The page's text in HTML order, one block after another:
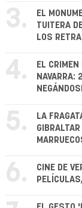
3.
EL
TUITERA
LOS
4.
EL CRIMEN
NAVARRA:
5.
LA
6.
CINE DE